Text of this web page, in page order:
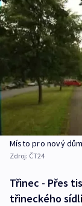
Místo pro nový dům
Zdroj: ČT24
Třinec - Přes
třineckého